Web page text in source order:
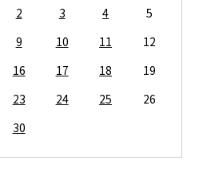
2 3 4
5
9 10 11
12
16 17 18
19
23 24 25
26
30